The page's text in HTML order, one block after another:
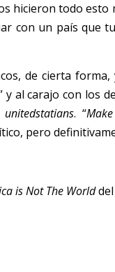
hicieron todo
con un país que
de cierta
y al carajo con los
unitedstatians. “
pero
isNot The World del